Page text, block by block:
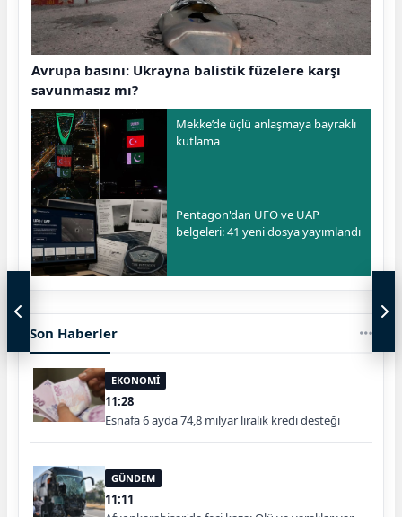
Avrupa basını: Ukrayna balistik füzelere karşı
savunmasız mı?
Mekke’de üçlü anlaşmaya bayraklı
kutlama
Pentagon'dan UFO ve UAP
belgeleri: 41 yeni dosya yayımlandı
Son Haberler
EKONOMİ
11:28
Esnafa 6 ayda 74,8 milyar liralık kredi desteği
GÜNDEM
11:11